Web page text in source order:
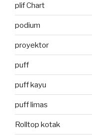
plif Chart
podium
proyektor
puff
puff kayu
puff limas
Rolltop kotak